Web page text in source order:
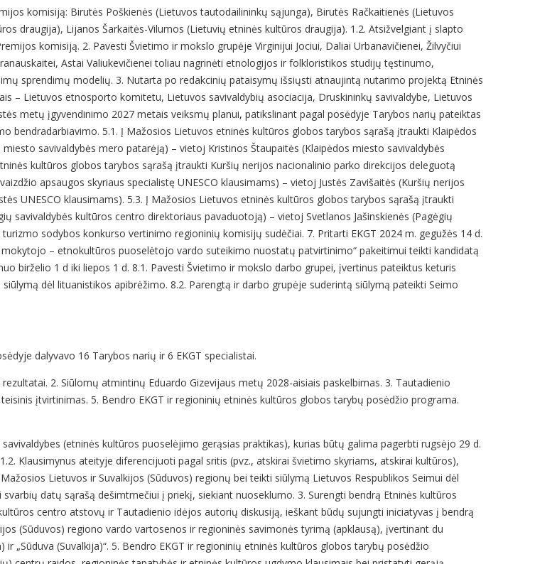
komisiją: Birutės Poškienės (Lietuvos tautodailininkų sąjunga), Birutės Račkaitienės (Lietuvos
draugija), Lijanos Šarkaitės-Vilumos (Lietuvių etninės kultūros draugija). 1.2. Atsižvelgiant į slapto
komisiją. 2. Pavesti Švietimo ir mokslo grupėje Virginijui Jociui, Daliai Urbanavičienei, Žilvyčiui
Astai Valiukevičienei toliau nagrinėti etnologijos ir folkloristikos studijų tęstinumo,
sprendimų modelių. 3. Nutarta po redakcinių pataisymų išsiųsti atnaujintą nutarimo projektą Etninės
– Lietuvos etnosporto komitetu, Lietuvos savivaldybių asociacija, Druskininkų savivaldybe, Lietuvos
metų įgyvendinimo 2027 metais veiksmų planui, patikslinant pagal posėdyje Tarybos narių pateiktas
bendradarbiavimo. 5.1. Į Mažosios Lietuvos etninės kultūros globos tarybos sąrašą įtraukti Klaipėdos
savivaldybės mero patarėją) – vietoj Kristinos Štaupaitės (Klaipėdos miesto savivaldybės
kultūros globos tarybos sąrašą įtraukti Kuršių nerijos nacionalinio parko direkcijos deleguotą
apsaugos skyriaus specialistę UNESCO klausimams) – vietoj Justės Zavišaitės (Kuršių nerijos
UNESCO klausimams). 5.3. Į Mažosios Lietuvos etninės kultūros globos tarybos sąrašą įtraukti
savivaldybės kultūros centro direktoriaus pavaduotoją) – vietoj Svetlanos Jašinskienės (Pagėgių
sodybos konkurso vertinimo regioninių komisijų sudėčiai. 7. Pritarti EKGT 2024 m. gegužės 14 d.
– etnokultūros puoselėtojo vardo suteikimo nuostatų patvirtinimo“ pakeitimui teikti kandidatą
birželio 1 d iki liepos 1 d. 8.1. Pavesti Švietimo ir mokslo darbo grupei, įvertinus pateiktus keturis
dėl lituanistikos apibrėžimo. 8.2. Parengtą ir darbo grupėje suderintą siūlymą pateikti Seimo
dalyvavo 16 Tarybos narių ir 6 EKGT specialistai.
2. Siūlomų atmintinų Eduardo Gizevijaus metų 2028-aisiais paskelbimas. 3. Tautadienio
įtvirtinimas. 5. Bendro EKGT ir regioninių etninės kultūros globos tarybų posėdžio programa.
(etninės kultūros puoselėjimo gerąsias praktikas), kurias būtų galima pagerbti rugsėjo 29 d.
Klausimynus ateityje diferencijuoti pagal sritis (pvz., atskirai švietimo skyriams, atskirai kultūros),
Lietuvos ir Suvalkijos (Sūduvos) regionų bei teikti siūlymą Lietuvos Respublikos Seimui dėl
datų sąrašą dešimtmečiui į priekį, siekiant nuoseklumo. 3. Surengti bendrą Etninės kultūros
centro atstovų ir Tautadienio idėjos autorių diskusiją, ieškant būdų sujungti iniciatyvas į bendrą
(Sūduvos) regiono vardo vartosenos ir regioninės savimonės tyrimą (apklausą), įvertinant du
„Sūduva (Suvalkija)“. 5. Bendro EKGT ir regioninių etninės kultūros globos tarybų posėdžio